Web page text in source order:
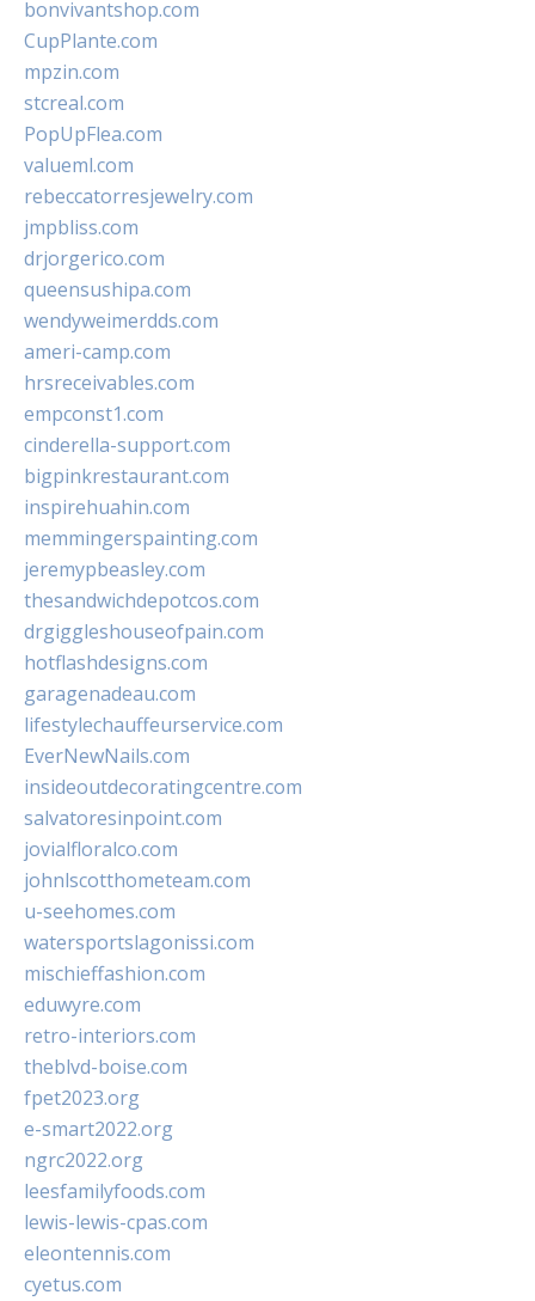
bonvivantshop.com
CupPlante.com
mpzin.com
stcreal.com
PopUpFlea.com
valueml.com
rebeccatorresjewelry.com
jmpbliss.com
drjorgerico.com
queensushipa.com
wendyweimerdds.com
ameri-camp.com
hrsreceivables.com
empconst1.com
cinderella-support.com
bigpinkrestaurant.com
inspirehuahin.com
memmingerspainting.com
jeremypbeasley.com
thesandwichdepotcos.com
drgiggleshouseofpain.com
hotflashdesigns.com
garagenadeau.com
lifestylechauffeurservice.com
EverNewNails.com
insideoutdecoratingcentre.com
salvatoresinpoint.com
jovialfloralco.com
johnlscotthometeam.com
u-seehomes.com
watersportslagonissi.com
mischieffashion.com
eduwyre.com
retro-interiors.com
theblvd-boise.com
fpet2023.org
e-smart2022.org
ngrc2022.org
leesfamilyfoods.com
lewis-lewis-cpas.com
eleontennis.com
cyetus.com